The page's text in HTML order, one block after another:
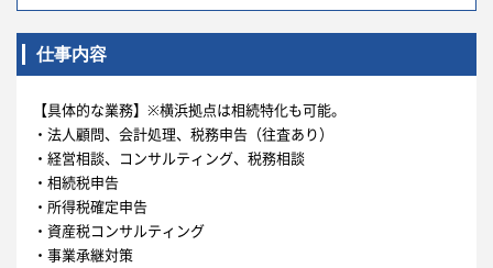
仕事内容
【具体的な業務】※横浜拠点は相続特化も可能。
・法人顧問、会計処理、税務申告（往査あり）
・経営相談、コンサルティング、税務相談
・相続税申告
・所得税確定申告
・資産税コンサルティング
・事業承継対策